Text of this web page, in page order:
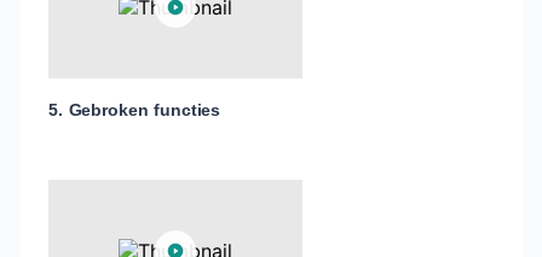
5. Gebroken functies